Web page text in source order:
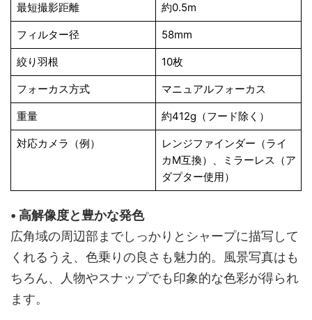
最短撮影距離 約0.5m
フィルター径 58mm
絞り羽根 10枚
フォーカス方式 マニュアルフォーカス
重量 約412g（フード除く）
対応カメラ（例）
レンジファインダー（ライ
カM互換）、ミラーレス（ア
ダプター使用）
• 高解像度と豊かな発色
広角域の周辺部までしっかりとシャープに描写して
くれるうえ、色乗りの良さも魅力的。風景写真はも
ちろん、人物やスナップでも印象的な色彩が得られ
ます。